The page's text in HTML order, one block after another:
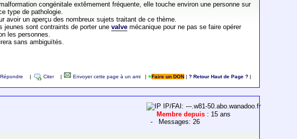
congénitale extêmement fréquente, elle touche environ une personne sur
type de pathologie.
avoir un aperçu des nombreux sujets traitant de ce thème.
jeunes sont contraints de porter unevalve mécanique pour ne pas se faire opérer
les personnes.
sans ambiguïtés.
Répondre Citer Envoyer cette page à un ami| Faire un DON ? Retour Haut de Page ?|
IP/FAI: ---.w81-50.abo.wanadoo.fr
Membre depuis : 15 ans
- Messages: 26